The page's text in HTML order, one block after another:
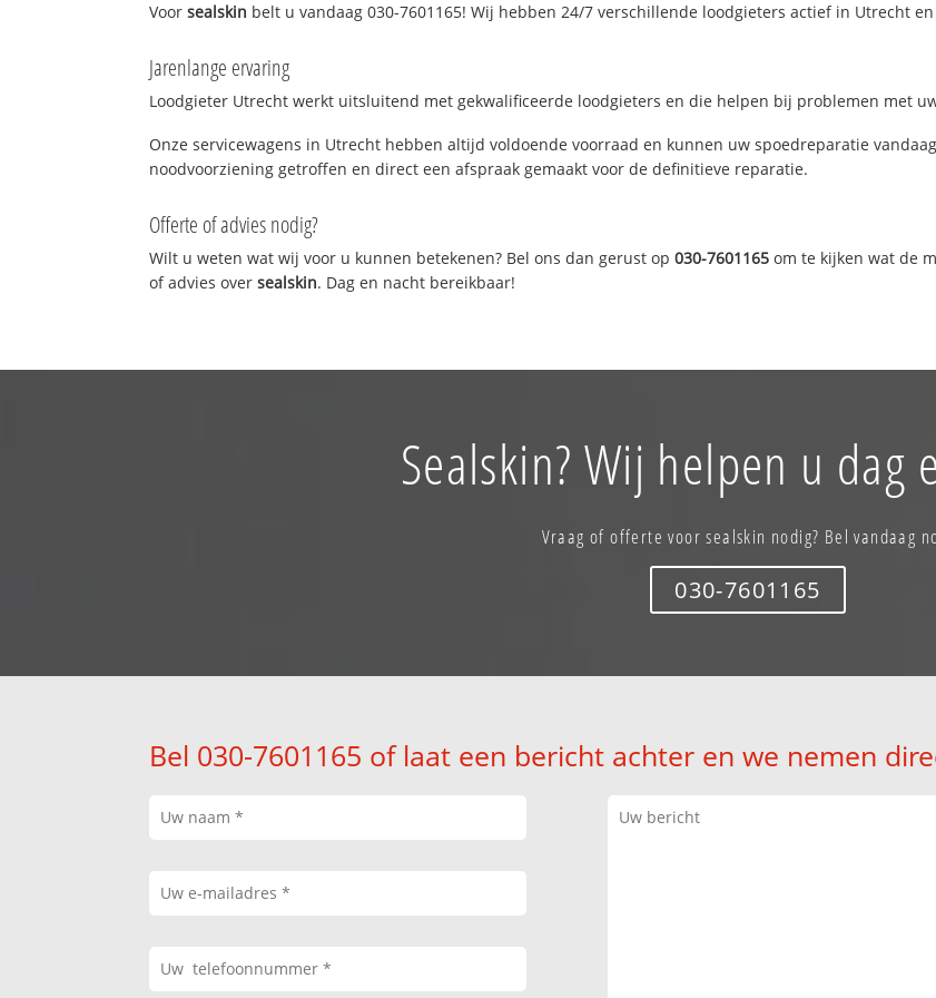
Voorsealskin belt u vandaag 030-7601165! Wij hebben 24/7 verschillende loodgieters actief in Utrecht
Jarenlange ervaring
Loodgieter Utrecht werkt uitsluitend met gekwalificeerde loodgieters en die helpen bij problemen met
Onze servicewagens in Utrecht hebben altijd voldoende voorraad en kunnen uw spoedreparatie
noodvoorziening getroffen en direct een afspraak gemaakt voor de definitieve reparatie.
Offerte of advies nodig?
Wilt u weten wat wij voor u kunnen betekenen? Bel ons dan gerust op030-7601165 om te kijken wat de
of advies oversealskin. Dag en nacht bereikbaar!
Sealskin? Wij helpen u dag
Vraag of offerte voor sealskin nodig? Bel vandaag
030-7601165
Bel 030-7601165 of laat een bericht achter en we nemen